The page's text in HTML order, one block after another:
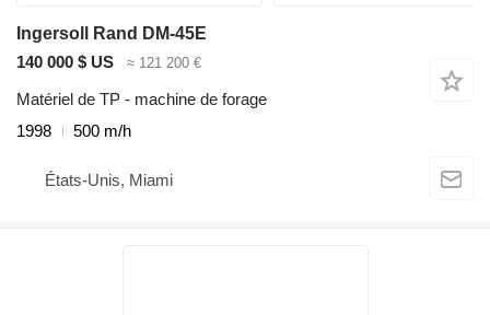
Ingersoll Rand DM-45E
140 000 $ US
≈ 121 200 €
Matériel de TP - machine de forage
1998
500 m/h
États-Unis, Miami